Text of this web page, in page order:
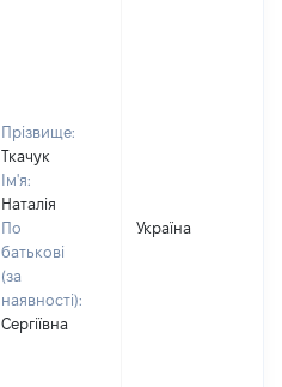
Прізвище:
Ткачук
Ім'я:
Наталія
По
батькові
(за
наявності):
Сергіївна
Україна